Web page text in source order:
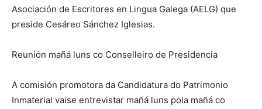
Asociación de Escritores en Lingua Galega (AELG) que
preside Cesáreo Sánchez Iglesias.
Reunión mañá luns co Conselleiro de Presidencia
A comisión promotora da Candidatura do Patrimonio
Inmaterial vaise entrevistar mañá luns pola mañá co